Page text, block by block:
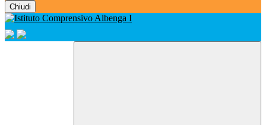
Chiudi